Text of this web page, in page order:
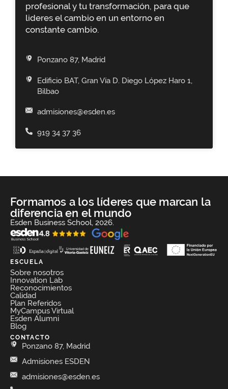
profesional y tu transformación, para que
lideres el cambio en un entorno en
constante cambio.
Ponzano 87, Madrid
Edificio BAT, Gran Vía D. Diego López Haro 1,
Bilbao
admisiones@esden.es
919 34 37 36
Formamos a los líderes que marcan la
diferencia en el mundo
Esden Business School, 2026.
ESCUELA
Sobre nosotros
Innovation Lab
Reconocimientos
Calidad
Plan Referidos
MyCampus Virtual
Esden Alumni
Blog
CONTACTO
Ponzano 87, Madrid
Admisiones ESDEN
admisiones@esden.es